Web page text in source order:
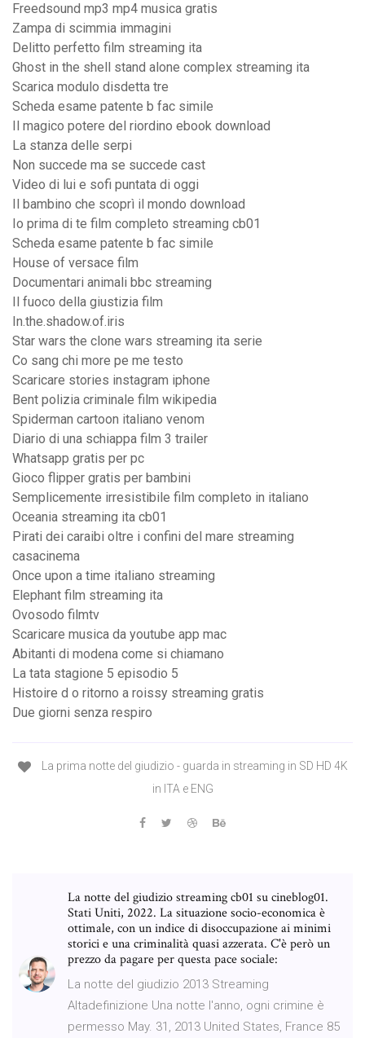
Freedsound mp3 mp4 musica gratis
Zampa di scimmia immagini
Delitto perfetto film streaming ita
Ghost in the shell stand alone complex streaming ita
Scarica modulo disdetta tre
Scheda esame patente b fac simile
Il magico potere del riordino ebook download
La stanza delle serpi
Non succede ma se succede cast
Video di lui e sofi puntata di oggi
Il bambino che scoprì il mondo download
Io prima di te film completo streaming cb01
Scheda esame patente b fac simile
House of versace film
Documentari animali bbc streaming
Il fuoco della giustizia film
In.the.shadow.of.iris
Star wars the clone wars streaming ita serie
Co sang chi more pe me testo
Scaricare stories instagram iphone
Bent polizia criminale film wikipedia
Spiderman cartoon italiano venom
Diario di una schiappa film 3 trailer
Whatsapp gratis per pc
Gioco flipper gratis per bambini
Semplicemente irresistibile film completo in italiano
Oceania streaming ita cb01
Pirati dei caraibi oltre i confini del mare streaming
casacinema
Once upon a time italiano streaming
Elephant film streaming ita
Ovosodo filmtv
Scaricare musica da youtube app mac
Abitanti di modena come si chiamano
La tata stagione 5 episodio 5
Histoire d o ritorno a roissy streaming gratis
Due giorni senza respiro
La prima notte del giudizio - guarda in streaming in SD HD 4K
in ITA e ENG
La notte del giudizio streaming cb01 su cineblog01.
Stati Uniti, 2022. La situazione socio-economica è
ottimale, con un indice di disoccupazione ai minimi
storici e una criminalità quasi azzerata. C'è però un
prezzo da pagare per questa pace sociale:
La notte del giudizio 2013 Streaming
Altadefinizione Una notte l'anno, ogni crimine è
permesso May. 31, 2013 United States, France 85